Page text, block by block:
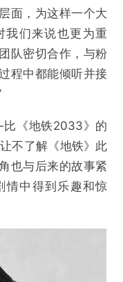
面，为这样一个大
我们来说也更为重
队密切合作，与粉
程中都能倾听并接
《地铁2033》的
不了解《地铁》此
也与后来的故事紧
情中得到乐趣和惊